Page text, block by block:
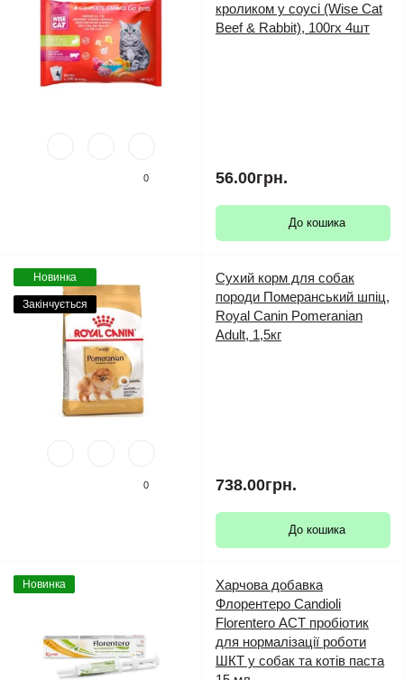
0
кроликом у соусі (Wise Cat
Beef & Rabbit), 100гх 4шт
56.00грн.
До кошика
Новинка
Закінчується
0
Сухий корм для собак
породи Померанський шпіц,
Royal Canin Pomeranian
Adult, 1,5кг
738.00грн.
До кошика
Новинка
Харчова добавка
Флорентеро Candioli
Florentero АСТ пробіотик
для нормалізації роботи
ШКТ у собак та котів паста